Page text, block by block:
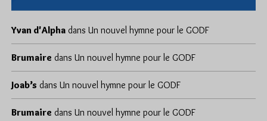
Yvan d'Alpha dans Un nouvel hymne pour le GODF
Brumaire dans Un nouvel hymne pour le GODF
Joab’s dans Un nouvel hymne pour le GODF
Brumaire dans Un nouvel hymne pour le GODF